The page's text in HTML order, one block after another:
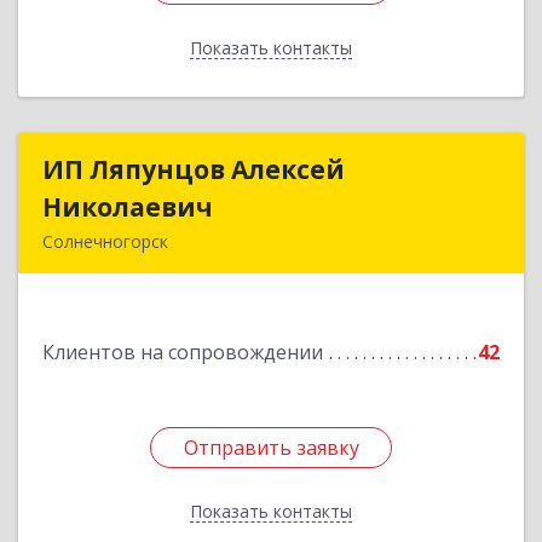
Показать контакты
Назад
ИП Ляпунцов Алексей
Николаевич
Солнечногорск
Клиентов на сопровождении 42
Отправить заявку
Показать контакты
ИП Ляпунцов Алексей
Отправить заявку
Назад